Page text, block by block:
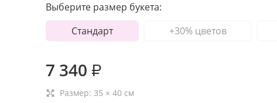
Выберите размер букета:
Стандарт
+30% цветов
7 340 ₽
Размер: 35 × 40 см